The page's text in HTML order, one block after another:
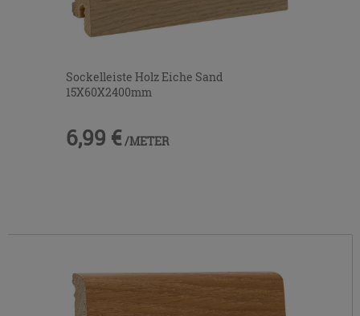
Sockelleiste Holz Eiche Sand
15X60X2400mm
6,99 € /METER